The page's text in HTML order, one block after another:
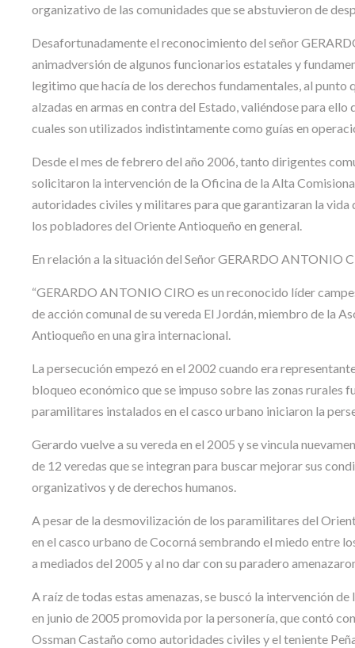
organizativo de las comunidades que se abstuvieron de
Desafortunadamente el reconocimiento del señor
animadversión de algunos funcionarios estatales y
legitimo que hacía de los derechos fundamentales, al
alzadas en armas en contra del Estado, valiéndose para
cuales son utilizados indistintamente como guías en
Desde el mes de febrero del año 2006, tanto dirigentes
solicitaron la intervención de la Oficina de la Alta
autoridades civiles y militares para que garantizaran la vida
los pobladores del Oriente Antioqueño en general.
En relación a la situación del Señor GERARDO ANTONIO
“GERARDO ANTONIO CIRO es un reconocido líder
de acción comunal de su vereda El Jordán, miembro de la
Antioqueño en una gira internacional.
La persecución empezó en el 2002 cuando era
bloqueo económico que se impuso sobre las zonas rurales
paramilitares instalados en el casco urbano iniciaron la
Gerardo vuelve a su vereda en el 2005 y se vincula
de 12 veredas que se integran para buscar mejorar sus
organizativos y de derechos humanos.
A pesar de la desmovilización de los paramilitares del
en el casco urbano de Cocorná sembrando el miedo entre
a mediados del 2005 y al no dar con su paradero
A raíz de todas estas amenazas, se buscó la intervención
en junio de 2005 promovida por la personería, que contó
Ossman Castaño como autoridades civiles y el teniente